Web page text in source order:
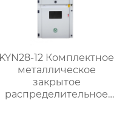
KYN28-12 Комплектное
металлическое
закрытое
распределительное